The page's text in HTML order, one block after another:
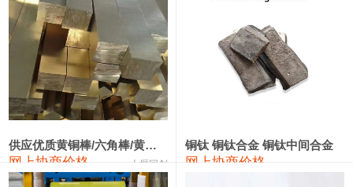
553#硅 9,300—9,500
441#硅 9,600—9,800 9,700
3303#硅 10,300—10,500 10,400
2202#硅 14,100—14,300
金属硅3303#-2202# 10,400—14,200 12,300 0
供应优质黄铜棒/六角棒/黄铜方板
网上协商价格 十堰同创
铜钛 铜钛合金 铜钛中间合金
网上协商价格